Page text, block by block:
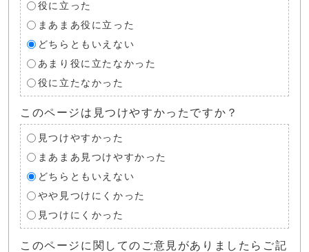
役に立った
まあまあ役に立った
どちらともいえない
あまり役に立たなかった
役に立たなかった
このページは見つけやすかったですか？
見つけやすかった
まあまあ見つけやすかった
どちらともいえない
やや見つけにくかった
見つけにくかった
このページに関してのご意見がありましたらご記